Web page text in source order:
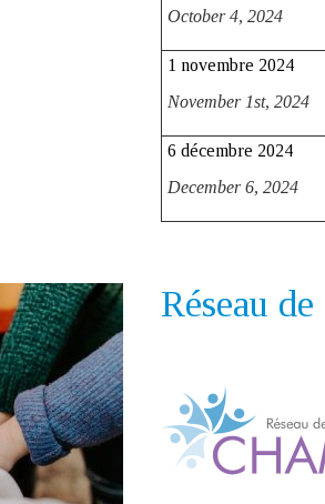
October 4, 2024
1 novembre 2024
November 1st, 2024
6 décembre 2024
December 6, 2024
Réseau